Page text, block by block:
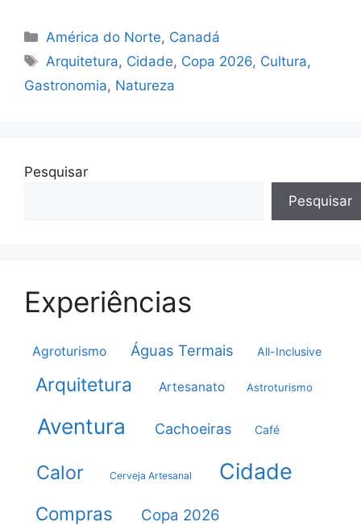
Categorias
América do Norte, Canadá
Tags
Arquitetura, Cidade, Copa 2026, Cultura,
Gastronomia, Natureza
Pesquisar
Pesquisar
Experiências
Agroturismo Águas Termais All-Inclusive
Arquitetura Artesanato Astroturismo
Aventura Cachoeiras Café
Calor Cerveja Artesanal Cidade
Compras Copa 2026